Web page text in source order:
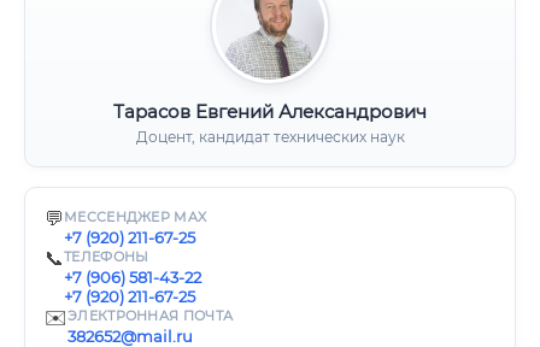
Тарасов Евгений Александрович
Доцент, кандидат технических наук
💬 МЕССЕНДЖЕР MAX
+7 (920) 211-67-25
📞ТЕЛЕФОНЫ
+7 (906) 581-43-22
+7 (920) 211-67-25
✉️ЭЛЕКТРОННАЯ ПОЧТА
382652@mail.ru